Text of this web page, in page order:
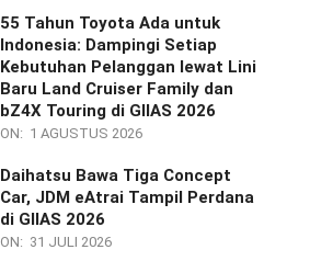
55 Tahun Toyota Ada untuk
Indonesia: Dampingi Setiap
Kebutuhan Pelanggan lewat Lini
Baru Land Cruiser Family dan
bZ4X Touring di GIIAS 2026
ON: 1 AGUSTUS 2026
Daihatsu Bawa Tiga Concept
Car, JDM eAtrai Tampil Perdana
di GIIAS 2026
ON: 31 JULI 2026